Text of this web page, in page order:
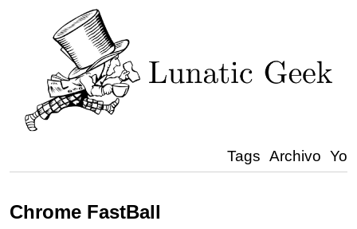
Tags Archivo Yo
Chrome FastBall